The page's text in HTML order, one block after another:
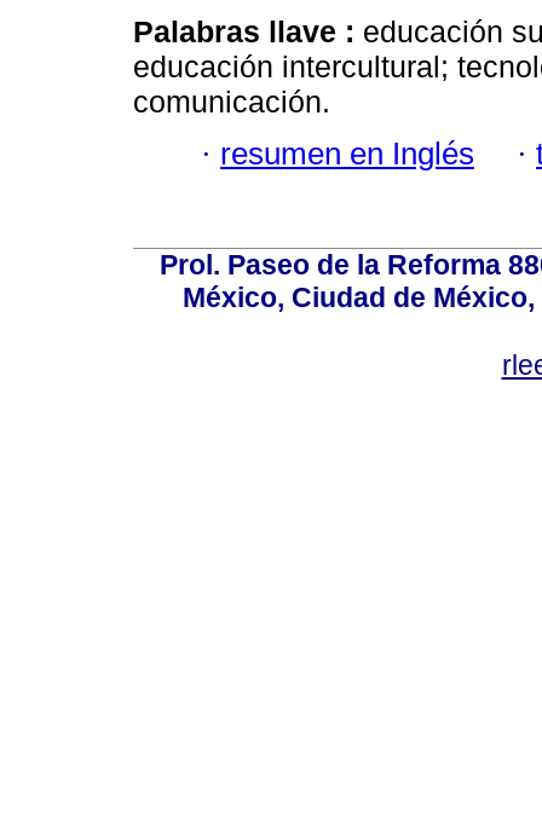
Palabras llave : educación
educación intercultural;
comunicación.
· resumen en Inglés ·
Prol. Paseo de la Reforma
México, Ciudad de México,